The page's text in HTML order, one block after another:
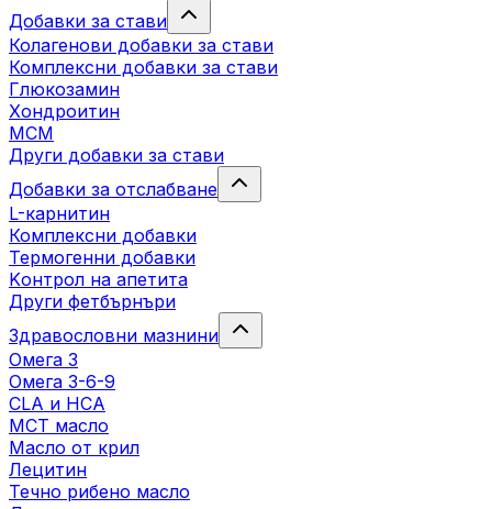
Добавки за стави
Колагенови добавки за стави
Комплексни добавки за стави
Глюкозамин
Хондроитин
МСМ
Други добавки за стави
Добавки за отслабване
L-карнитин
Комплексни добавки
Термогенни добавки
Kонтрол на апетита
Други фетбърнъри
Здравословни мазнини
Омега 3
Омега 3-6-9
CLA и HCA
МСТ масло
Масло от крил
Лецитин
Течно рибено масло